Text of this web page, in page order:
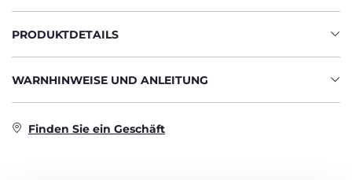
PRODUKTDETAILS
WARNHINWEISE UND ANLEITUNG
Finden Sie ein Geschäft